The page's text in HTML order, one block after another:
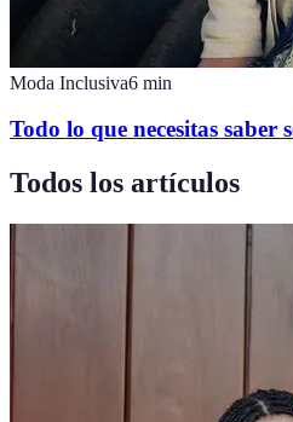
Moda Inclusiva6 min
Todo lo que necesitas
Todos los artículos